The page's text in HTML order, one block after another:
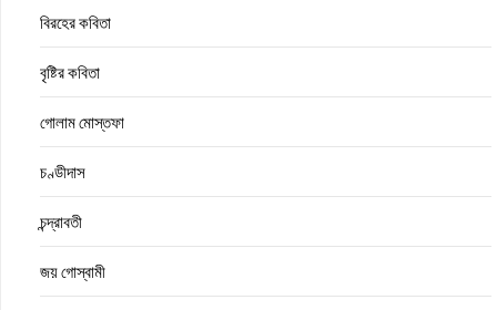
বিরহের কবিতা
বৃষ্টির কবিতা
গোলাম মোস্তফা
চণ্ডীদাস
চন্দ্রাবতী
জয় গোস্বামী